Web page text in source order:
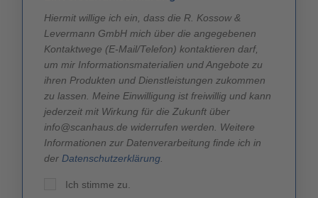
Hiermit willige ich ein, dass die R. Kossow &
Levermann GmbH mich über die angegebenen
Kontaktwege (E-Mail/Telefon) kontaktieren darf,
um mir Informationsmaterialien und Angebote zu
ihren Produkten und Dienstleistungen zukommen
zu lassen. Meine Einwilligung ist freiwillig und kann
jederzeit mit Wirkung für die Zukunft über
info@scanhaus.de widerrufen werden. Weitere
Informationen zur Datenverarbeitung finde ich in
der Datenschutzerklärung
Ich stimme zu.